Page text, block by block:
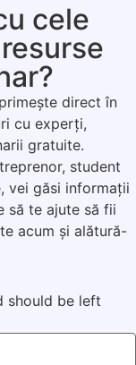
cele
direct în
cu experți,
gratuite.
student
vei găsi informații
să te ajute să fii
acum și alătură-
should be left